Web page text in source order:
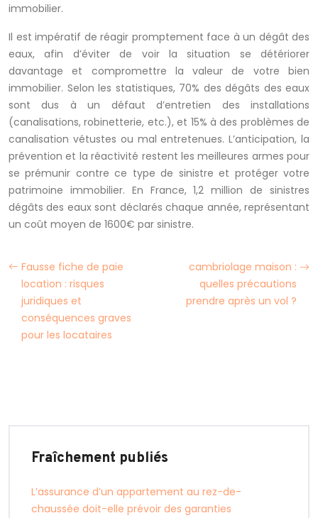
immobilier.
Il est impératif de réagir promptement face à un dégât des
eaux, afin d’éviter de voir la situation se détériorer
davantage et compromettre la valeur de votre bien
immobilier. Selon les statistiques, 70% des dégâts des eaux
sont dus à un défaut d’entretien des installations
(canalisations, robinetterie, etc.), et 15% à des problèmes de
canalisation vétustes ou mal entretenues. L’anticipation, la
prévention et la réactivité restent les meilleures armes pour
se prémunir contre ce type de sinistre et protéger votre
patrimoine immobilier. En France, 1,2 million de sinistres
dégâts des eaux sont déclarés chaque année, représentant
un coût moyen de 1600€ par sinistre.
Fausse fiche de paie
location : risques
juridiques et
conséquences graves
pour les locataires
cambriolage maison :
quelles précautions
prendre après un vol ?
Fraîchement publiés
L’assurance d’un appartement au rez-de-
chaussée doit-elle prévoir des garanties